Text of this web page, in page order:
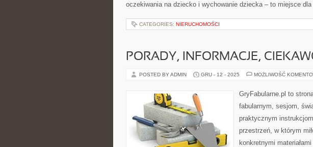
oczekiwania na dziecko i wychowanie dziecka – to miejsce
CATEGORIES: NIERUCHOMOŚCI
PORADY, INFORMACJE,
POSTED BY ADMIN GRU - 12 - 2025 MOŻLIWOŚĆ
GryFabularne.pl to
fabularnym, sesjom,
praktycznym
przestrzeń, w którym
konkretnymi